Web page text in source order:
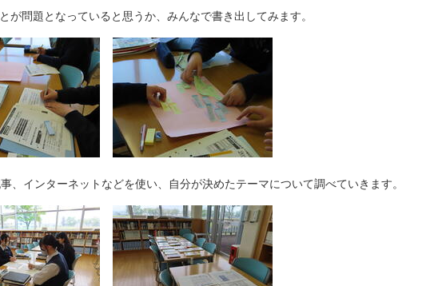
問題となっていると思うか、みんなで書き出してみます。
、インターネットなどを使い、自分が決めたテーマについて調べていきます。